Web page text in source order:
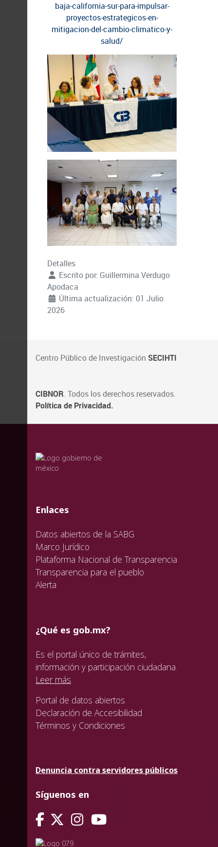
baja-california-sur-para-impulsar-
proyectos-estrategicos-en-
mitigacion-del-cambio-climatico-y-
salud/
Detalles
Escrito por: Guillermina Verdugo
Apodaca
Última actualización: 01 Julio
2026
Centro Público de Investigación SECIHTI
CIBNOR. Todos los derechos reservados.
Política de Privacidad.
valida
valida
valida
Enlaces
Datos abiertos de la SABG
Marco Jurídico
Plataforma Nacional de Transparencia
Transparencia para el pueblo
Alerta
¿Qué es gob.mx?
Es el portal único de trámites,
información y participación ciudadana.
Leer más
Portal de datos abiertos
Declaración de Accesibilidad
Términos y Condiciones
Denuncia contra servidores públicos
Síguenos en